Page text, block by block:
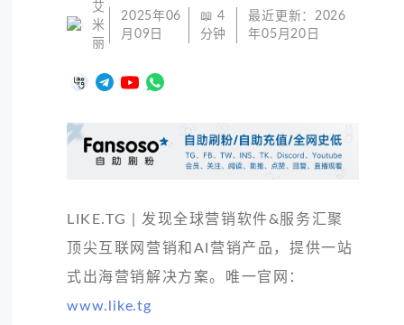
艾
米
丽
2025年06
月09日
📖4
分钟
最近更新： 2026
年05月20日
LIKE.TG | 发现全球营销软件&服务汇聚
顶尖互联网营销和AI营销产品，提供一站
式出海营销解决方案。唯一官网：
www.like.tg